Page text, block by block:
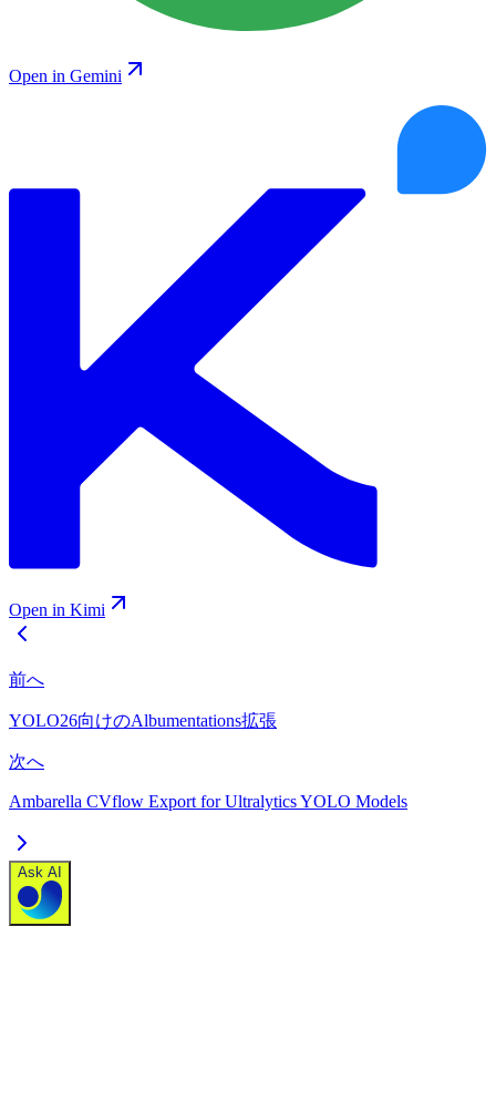
Open in Gemini
Open in Kimi
前へ
YOLO26向けのAlbumentations拡張
次へ
Ambarella CVflow Export for Ultralytics YOLO Models
Ask AI